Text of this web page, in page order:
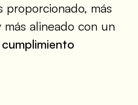
proporcionado, más
alineado con un
cumplimiento